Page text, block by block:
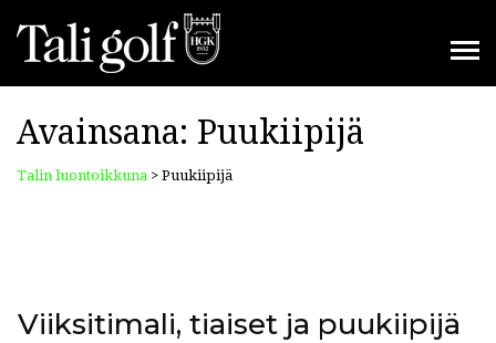
Avainsana: Puukiipijä
Talin luontoikkuna > Puukiipijä
Viiksitimali, tiaiset ja puukiipijä